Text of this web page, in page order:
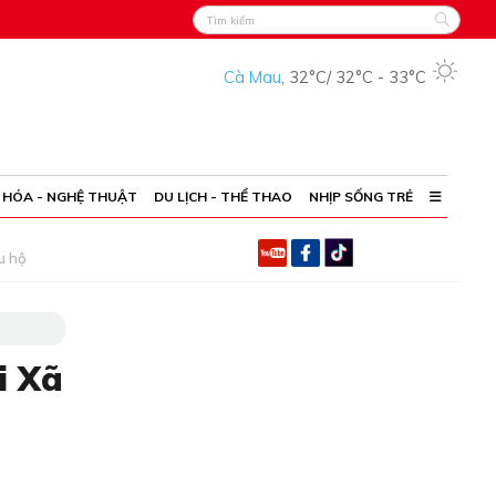
Cà Mau, 32°C/ 32°C - 33°C
- NGHỆ THUẬT DU LỊCH - THỂ THAO NHỊP SỐNG TRẺ
hộ
Xã